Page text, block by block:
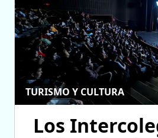
TURISMO Y CULTURA
Los